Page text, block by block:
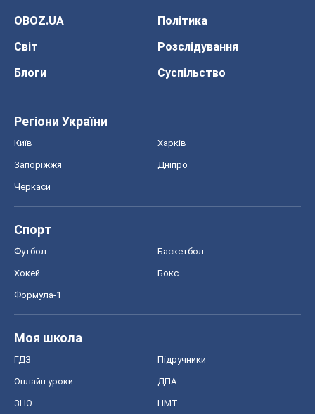
OBOZ.UA
Політика
Світ
Розслідування
Блоги
Суспільство
Регіони України
Київ Харків
Запоріжжя Дніпро
Черкаси
Спорт
Футбол Баскетбол
Хокей Бокс
Формула-1
Моя школа
ГДЗ Підручники
Онлайн уроки ДПА
ЗНО НМТ